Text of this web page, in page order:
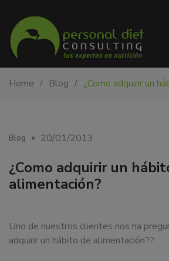
PDiet.com
y
Barcelona.
Mejoramos
nutrición
de
y
también
Home Blog ¿Como adquirir un
Blog 20/01/2013
¿Como adquirir un
alimentación?
Uno de nuestros clientes nos ha
adquirir un hábito de alimentación??